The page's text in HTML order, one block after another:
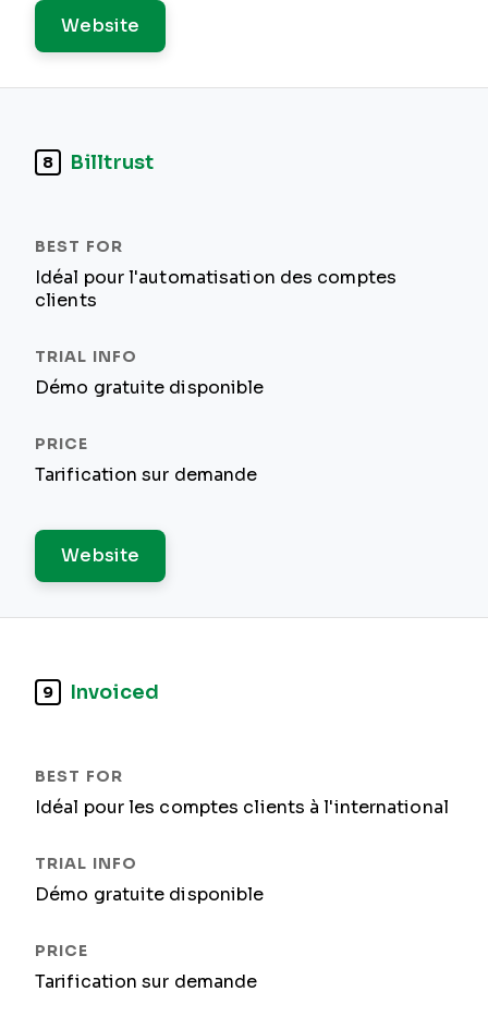
Website
8 Billtrust
Idéal pour l'automatisation des comptes
clients
Démo gratuite disponible
Tarification sur demande
Website
9 Invoiced
Idéal pour les comptes clients à l'international
Démo gratuite disponible
Tarification sur demande